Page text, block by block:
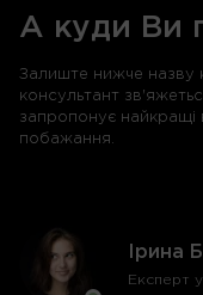
А куди Ви
Залиште нижче назву
консультант
запропонує найкращі
побажання.
Ірина
Експерт